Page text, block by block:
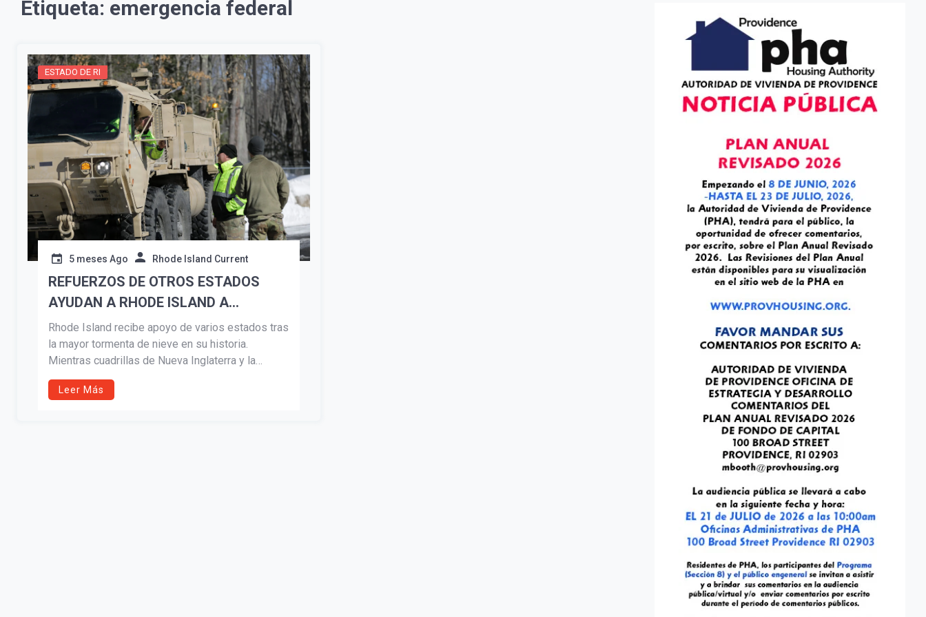
Etiqueta: emergencia federal
ESTADO DE RI
5 meses Ago Rhode Island Current
REFUERZOS DE OTROS ESTADOS
AYUDAN A RHODE ISLAND A
RECUPERARSE TRAS HISTÓRICA
TORMENTA DE NIEVE
Rhode Island recibe apoyo de varios estados tras
la mayor tormenta de nieve en su historia.
Mientras cuadrillas de Nueva Inglaterra y la
Guardia Nacional ayudan a despejar carreteras,
líderes estatales solicitan asistencia federal en
Leer Más